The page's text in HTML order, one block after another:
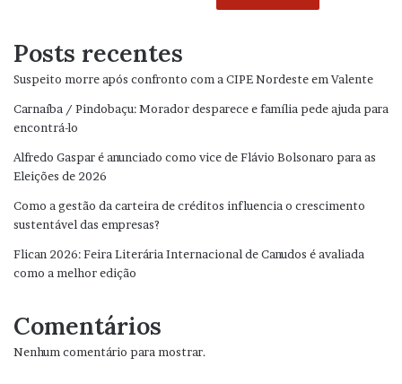
Posts recentes
Suspeito morre após confronto com a CIPE Nordeste em Valente
Carnaíba / Pindobaçu: Morador desparece e família pede ajuda para
encontrá-lo
Alfredo Gaspar é anunciado como vice de Flávio Bolsonaro para as
Eleições de 2026
Como a gestão da carteira de créditos influencia o crescimento
sustentável das empresas?
Flican 2026: Feira Literária Internacional de Canudos é avaliada
como a melhor edição
Comentários
Nenhum comentário para mostrar.